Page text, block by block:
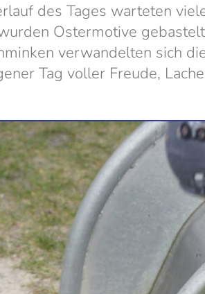
des Tages warteten
Ostermotive
verwandelten sich
Tag voller Freude,